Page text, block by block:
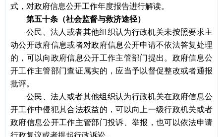
式，对政府信息公开工作年度报告进行解读。
第五十条（社会监督与救济途径）
公民、法人或者其他组织认为行政机关未按照要求主
动公开政府信息或者对政府信息公开申请不依法答复处理
的，可以向政府信息公开工作主管部门提出。政府信息公
开工作主管部门查证属实的，应当予以督促整改或者通报
批评。
公民、法人或者其他组织认为行政机关在政府信息公
开工作中侵犯其合法权益的，可以向上一级行政机关或者
政府信息公开工作主管部门投诉、举报，也可以依法申请
行政复议或者提起行政诉讼。